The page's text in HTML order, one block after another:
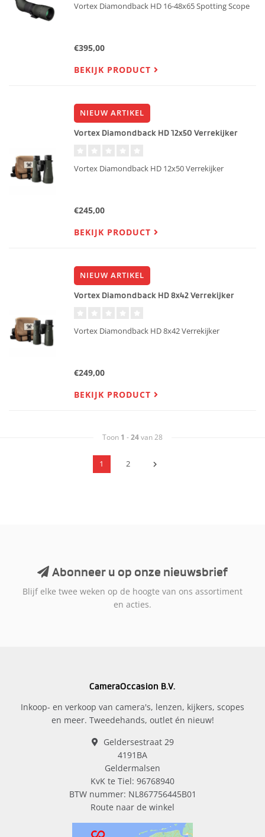
Vortex Diamondback HD 16-48x65 Spotting Scope
€395,00
BEKIJK PRODUCT
NIEUW ARTIKEL
Vortex Diamondback HD 12x50 Verrekijker
Vortex Diamondback HD 12x50 Verrekijker
€245,00
BEKIJK PRODUCT
NIEUW ARTIKEL
Vortex Diamondback HD 8x42 Verrekijker
Vortex Diamondback HD 8x42 Verrekijker
€249,00
BEKIJK PRODUCT
Toon 1 -24van 28
1 2
Abonneer u op onze nieuwsbrief
Blijf elke twee weken op de hoogte van ons assortiment
en acties.
CameraOccasion B.V.
Inkoop- en verkoop van camera's, lenzen, kijkers, scopes
en meer. Tweedehands, outlet én nieuw!
Geldersestraat 29
4191BA
Geldermalsen
KvK te Tiel: 96768940
BTW nummer: NL867756445B01
Route naar de winkel